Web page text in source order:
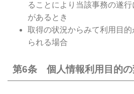
ることにより当該事務の遂
があるとき
取得の状況からみて利用目
られる場合
第6条 個人情報利用目的の